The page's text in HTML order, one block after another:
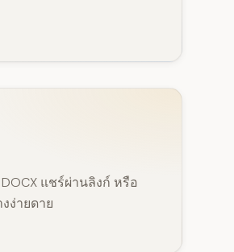
แชร์ผ่านลิงก์ หรือ
ง่ายดาย